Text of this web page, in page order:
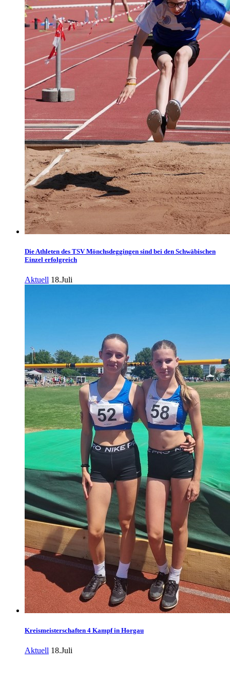
Die Athleten des TSV Mönchsdeggingen sind bei den Schwäbischen
Einzel erfolgreich
Aktuell 18.Juli
Kreismeisterschaften 4 Kampf in Horgau
Aktuell 18.Juli